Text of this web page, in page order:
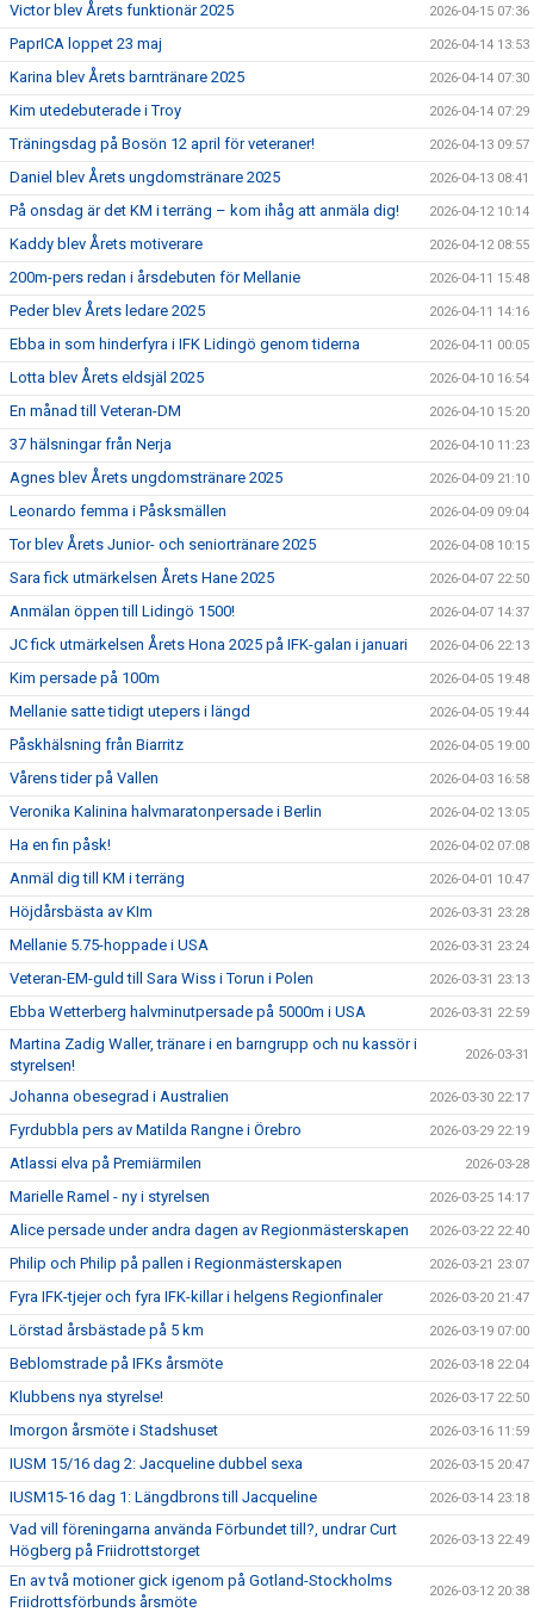
Victor blev Årets funktionär 2025 2026-04-15 07:36
PaprICA loppet 23 maj 2026-04-14 13:53
Karina blev Årets barntränare 2025 2026-04-14 07:30
Kim utedebuterade i Troy 2026-04-14 07:29
Träningsdag på Bosön 12 april för veteraner! 2026-04-13 09:57
Daniel blev Årets ungdomstränare 2025 2026-04-13 08:41
På onsdag är det KM i terräng – kom ihåg att anmäla dig! 2026-04-12 10:14
Kaddy blev Årets motiverare 2026-04-12 08:55
200m-pers redan i årsdebuten för Mellanie 2026-04-11 15:48
Peder blev Årets ledare 2025 2026-04-11 14:16
Ebba in som hinderfyra i IFK Lidingö genom tiderna 2026-04-11 00:05
Lotta blev Årets eldsjäl 2025 2026-04-10 16:54
En månad till Veteran-DM 2026-04-10 15:20
37 hälsningar från Nerja 2026-04-10 11:23
Agnes blev Årets ungdomstränare 2025 2026-04-09 21:10
Leonardo femma i Påsksmällen 2026-04-09 09:04
Tor blev Årets Junior- och seniortränare 2025 2026-04-08 10:15
Sara fick utmärkelsen Årets Hane 2025 2026-04-07 22:50
Anmälan öppen till Lidingö 1500! 2026-04-07 14:37
JC fick utmärkelsen Årets Hona 2025 på IFK-galan i januari 2026-04-06 22:13
Kim persade på 100m 2026-04-05 19:48
Mellanie satte tidigt utepers i längd 2026-04-05 19:44
Påskhälsning från Biarritz 2026-04-05 19:00
Vårens tider på Vallen 2026-04-03 16:58
Veronika Kalinina halvmaratonpersade i Berlin 2026-04-02 13:05
Ha en fin påsk! 2026-04-02 07:08
Anmäl dig till KM i terräng 2026-04-01 10:47
Höjdårsbästa av KIm 2026-03-31 23:28
Mellanie 5.75-hoppade i USA 2026-03-31 23:24
Veteran-EM-guld till Sara Wiss i Torun i Polen 2026-03-31 23:13
Ebba Wetterberg halvminutpersade på 5000m i USA 2026-03-31 22:59
Martina Zadig Waller, tränare i en barngrupp och nu kassör i
styrelsen!
2026-03-31
Johanna obesegrad i Australien 2026-03-30 22:17
Fyrdubbla pers av Matilda Rangne i Örebro 2026-03-29 22:19
Atlassi elva på Premiärmilen 2026-03-28
Marielle Ramel - ny i styrelsen 2026-03-25 14:17
Alice persade under andra dagen av Regionmästerskapen 2026-03-22 22:40
Philip och Philip på pallen i Regionmästerskapen 2026-03-21 23:07
Fyra IFK-tjejer och fyra IFK-killar i helgens Regionfinaler 2026-03-20 21:47
Lörstad årsbästade på 5 km 2026-03-19 07:00
Beblomstrade på IFKs årsmöte 2026-03-18 22:04
Klubbens nya styrelse! 2026-03-17 22:50
Imorgon årsmöte i Stadshuset 2026-03-16 11:59
IUSM 15/16 dag 2: Jacqueline dubbel sexa 2026-03-15 20:47
IUSM15-16 dag 1: Längdbrons till Jacqueline 2026-03-14 23:18
Vad vill föreningarna använda Förbundet till?, undrar Curt
Högberg på Friidrottstorget
2026-03-13 22:49
En av två motioner gick igenom på Gotland-Stockholms
Friidrottsförbunds årsmöte
2026-03-12 20:38